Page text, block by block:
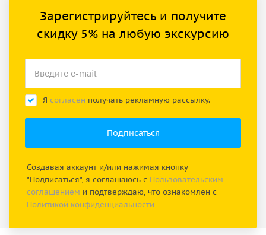
Зарегистрируйтесь и получите
скидку 5% на любую экскурсию
Я согласен получать рекламную рассылку.
Создавая аккаунт и/или нажимая кнопку
"Подписаться", я соглашаюсь с Пользовательским
соглашением и подтверждаю, что ознакомлен с
Политикой конфиденциальности